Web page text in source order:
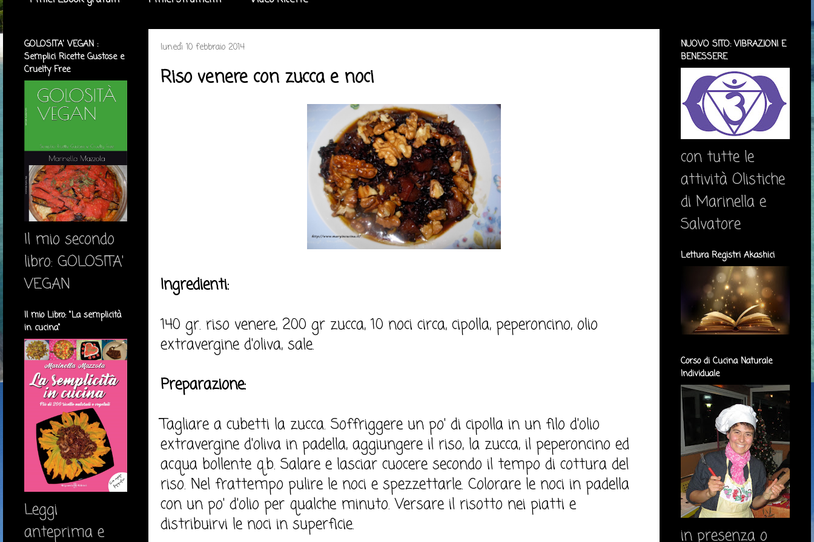
lunedì 10 febbraio 2014
Riso venere con zucca e noci
Ingredienti:
140 gr. riso venere, 200 gr zucca, 10 noci circa, cipolla, peperoncino, olio
extravergine d'oliva, sale.
Preparazione:
Tagliare a cubetti la zucca. Soffriggere un po' di cipolla in un filo d'olio
extravergine d'oliva in padella, aggiungere il riso, la zucca, il peperoncino ed
acqua bollente q.b. Salare e lasciar cuocere secondo il tempo di cottura del
riso. Nel frattempo pulire le noci e spezzettarle. Colorare le noci in padella
con un po' d'olio per qualche minuto. Versare il risotto nei piatti e
distribuirvi le noci in superficie.
GOLOSITA' VEGAN :
Semplici Ricette Gustose e
Cruelty Free
Il mio secondo
libro: GOLOSITA'
VEGAN
Il mio Libro: "La semplicità
in cucina"
Leggi
anteprima e
NUOVO SITO: VIBRAZIONI E
BENESSERE
con tutte le
attività Olistiche
di Marinella e
Salvatore
Lettura Registri Akashici
Corso di Cucina Naturale
Individuale
in presenza o